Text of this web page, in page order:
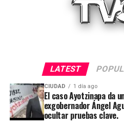
LATEST
CIUDAD 1 día ago
El caso Ayotzinapa da
exgobernador Ángel
ocultar pruebas clave.